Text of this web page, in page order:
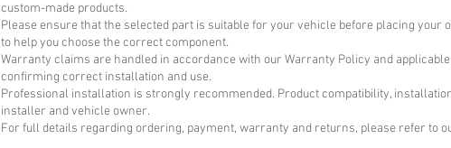
custom-made products.
Please ensure that the selected part is suitable for your vehicle before placing your
to help you choose the correct component.
Warranty claims are handled in accordance with our Warranty Policy and
confirming correct installation and use.
Professional installation is strongly recommended. Product compatibility,
installer and vehicle owner.
For full details regarding ordering, payment, warranty and returns, please refer to